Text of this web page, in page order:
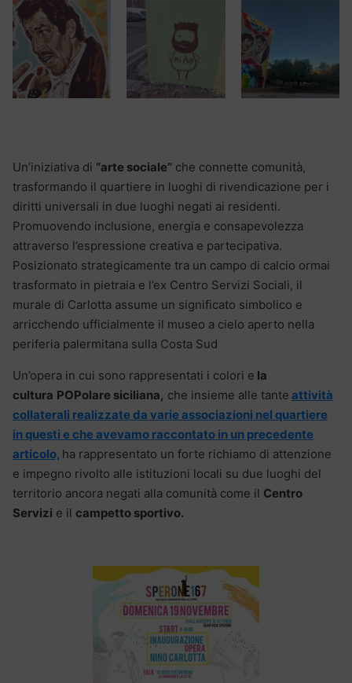
Un’iniziativa di “arte sociale” che connette comunità,
trasformando il quartiere in luoghi di rivendicazione per i
diritti universali in due luoghi negati ai residenti.
Promuovendo inclusione, energia e consapevolezza
attraverso l’espressione creativa e partecipativa.
Posizionato strategicamente tra un campo di calcio ormai
trasformato in pietraia e l’ex Centro Servizi Sociali, il
murale di Carlotta assume un significato simbolico e
arricchendo ufficialmente il museo a cielo aperto nella
periferia palermitana sulla Costa Sud
Un’opera in cui sono rappresentati i colori e la
cultura POPolare siciliana, che insieme alle tante attività
collaterali realizzate da varie associazioni nel quartiere
in questi e che avevamo raccontato in un precedente
articolo, ha rappresentato un forte richiamo di attenzione
e impegno rivolto alle istituzioni locali su due luoghi del
territorio ancora negati alla comunità come il Centro
Servizi e il campetto sportivo.